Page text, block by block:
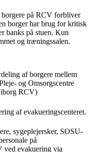
på RCV forbliver
borger har brug for kritisk
banks på stuen. Kun
og træningssalen.
af borgere mellem
og Omsorgscentre
RCV)
af evakueringscenteret.
sygeplejersker, SOSU-
på
ved evakuering via